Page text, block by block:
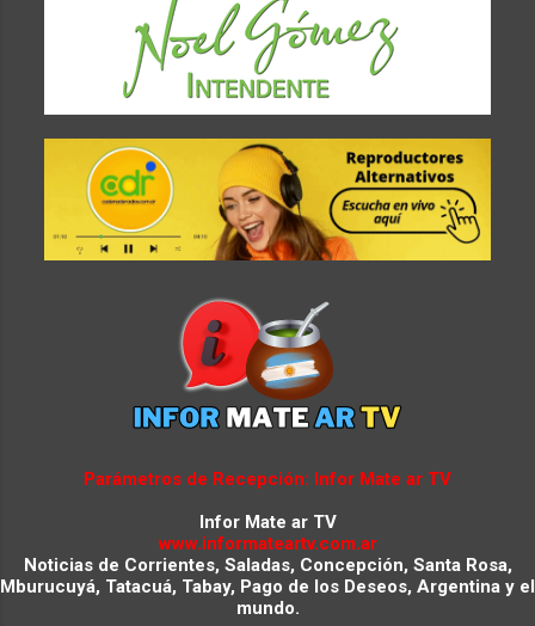
Parámetros de Recepción: Infor Mate ar TV
Infor Mate ar TV
www.informateartv.com.ar
Noticias de Corrientes, Saladas, Concepción, Santa Rosa,
Mburucuyá, Tatacuá, Tabay, Pago de los Deseos, Argentina y el
mundo.